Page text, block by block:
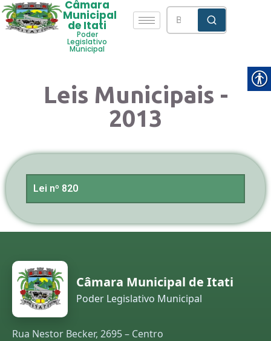
Câmara
Municipal
de Itati
Poder
Legislativo
Municipal
Leis Municipais -
2013
Lei nº 820
Câmara Municipal de Itati
Poder Legislativo Municipal
Rua Nestor Becker, 2695 – Centro